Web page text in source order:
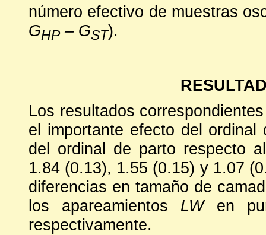
número efectivo de muestras
GHP– GST).
Los resultados
el importante efecto del
del ordinal de parto respecto
1.84 (0.13), 1.55 (0.15) y 1.07
diferencias en tamaño de
los apareamientos LWen
respectivamente.